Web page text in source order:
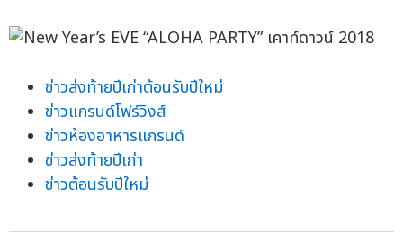
ข่าวส่งท้ายปีเก่าต้อนรับปีใหม่
ข่าวแกรนด์โฟร์วิงส์
ข่าวห้องอาหารแกรนด์
ข่าวส่งท้ายปีเก่า
ข่าวต้อนรับปีใหม่